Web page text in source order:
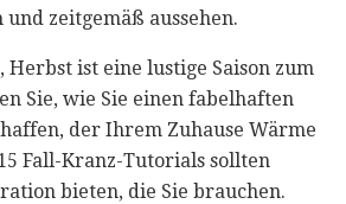
zeitgemäß aussehen.
Herbst ist eine lustige Saison zum
Sie, wie Sie einen fabelhaften
der Ihrem Zuhause Wärme
Fall-Kranz-Tutorials sollten
bieten, die Sie brauchen.